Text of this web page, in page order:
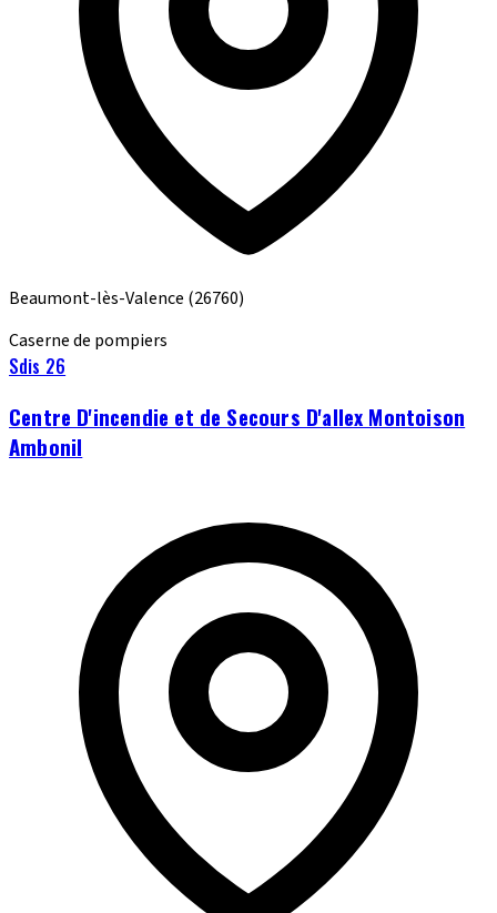
Beaumont-lès-Valence (26760)
Caserne de pompiers
Sdis 26
Centre D'incendie et de Secours D'allex Montoison
Ambonil